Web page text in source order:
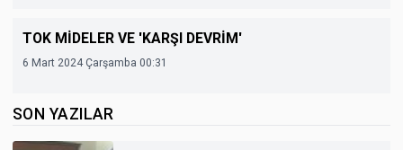
TOK MİDELER VE 'KARŞI DEVRİM'
6 Mart 2024 Çarşamba 00:31
SON YAZILAR